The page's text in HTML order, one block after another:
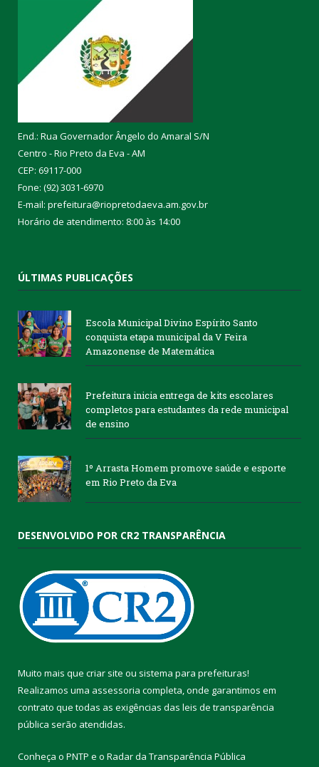
End.: Rua Governador Ângelo do Amaral S/N
Centro - Rio Preto da Eva - AM
CEP: 69117-000
Fone: (92) 3031-6970
E-mail: prefeitura@riopretodaeva.am.gov.br
Horário de atendimento: 8:00 às 14:00
ÚLTIMAS PUBLICAÇÕES
Escola Municipal Divino Espírito Santo
conquista etapa municipal da V Feira
Amazonense de Matemática
Prefeitura inicia entrega de kits escolares
completos para estudantes da rede municipal
de ensino
1º Arrasta Homem promove saúde e esporte
em Rio Preto da Eva
DESENVOLVIDO POR CR2 TRANSPARÊNCIA
Muito mais que criar site ou sistema para prefeituras!
Realizamos uma assessoria completa, onde garantimos em
contrato que todas as exigências das leis de transparência
pública serão atendidas.
Conheça o PNTP e o Radar da Transparência Pública